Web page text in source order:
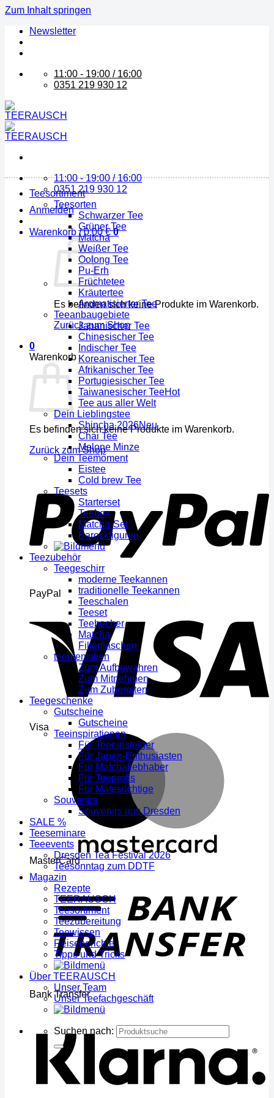
Zum Inhalt springen
Newsletter
11:00 - 19:00 / 16:00
0351 219 930 12
11:00 - 19:00 / 16:00
0351 219 930 12
Anmelden
Warenkorb /0,00€ 0
Es befinden sich keine Produkte im Warenkorb.
Zurück zum Shop
0
Warenkorb
Es befinden sich keine Produkte im Warenkorb.
Zurück zum Shop
PayPal
Visa
MasterCard
Bank Transfer
Teesortiment
Teesorten
Schwarzer Tee
Grüner Tee
Matcha
Weißer Tee
Oolong Tee
Pu-Erh
Früchtetee
Kräutertee
Aromatisierter Tee
Teeanbaugebiete
Japanischer Tee
Chinesischer Tee
Indischer Tee
Koreanischer Tee
Afrikanischer Tee
Portugiesischer Tee
Taiwanesischer Tee
Tee aus aller Welt
Dein Lieblingstee
Shincha 2026
Chai Tee
Melone Minze
Dein Teemoment
Eistee
Cold brew Tee
Teesets
Starterset
Teebox
Matcha-Set
Barockfiguren
Teezubehör
Teegeschirr
moderne Teekannen
traditionelle Teekannen
Teeschalen
Teeset
Teebecher
Matcha
Filterflaschen
teeutensilien
Zum Aufbewahren
Zum Mitnehmen
Zum Zubereiten
Teegeschenke
Gutscheine
Gutscheine
Teeinspirationen
Für Teeeinsteiger
Für Japan-Enthusiasten
Für Matchaliebhaber
Für Teeprofis
Für Matesüchtige
Souvenirs
Souvenirs aus Dresden
SALE %
Teeseminare
Teeevents
Dresden Tea Festival 2026
Teesonntag zum DDTF
Magazin
Rezepte
TEERAUSCH
Teesortiment
Teezubereitung
Teewissen
Reiseberichte
Tipps und Tricks
Über TEERAUSCH
Unser Team
Unser Teefachgeschäft
Suchen nach: